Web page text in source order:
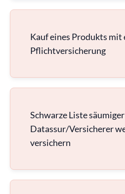
Kauf eines Produkts mit
Pflichtversicherung
Schwarze Liste
Datassur/Versicherer
versichern